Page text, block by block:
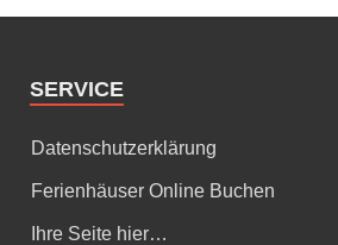
SERVICE
Datenschutzerklärung
Ferienhäuser Online Buchen
Ihre Seite hier…